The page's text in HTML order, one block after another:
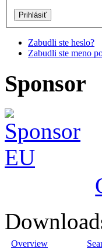
Zabudli ste heslo?
Zabudli ste meno
Sponsor
Overview